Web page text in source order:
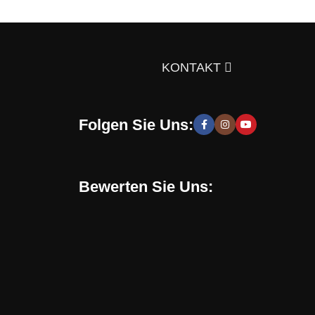
und stilvolle Lösungen, die Sie zur Schaffung
zu entwickeln. Sie erhalten speziell für Sie
Shop verwenden. Mit uns können Sie eine
KONTAKT
Folgen Sie Uns:
Bewerten Sie Uns: